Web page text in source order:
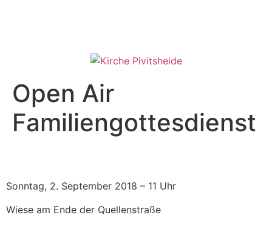
Open Air
Familiengottesdienst
Sonntag, 2. September 2018 – 11 Uhr
Wiese am Ende der Quellenstraße